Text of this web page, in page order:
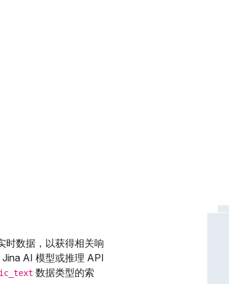
时数据，以获得相关响
AI 模型或推理 API
数据类型的索